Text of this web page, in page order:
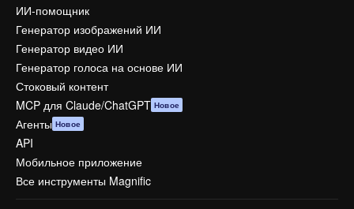
ИИ-помощник
Генератор изображений ИИ
Генератор видео ИИ
Генератор голоса на основе ИИ
Стоковый контент
MCP для Claude/ChatGPT Новое
Агенты Новое
API
Мобильное приложение
Все инструменты Magnific